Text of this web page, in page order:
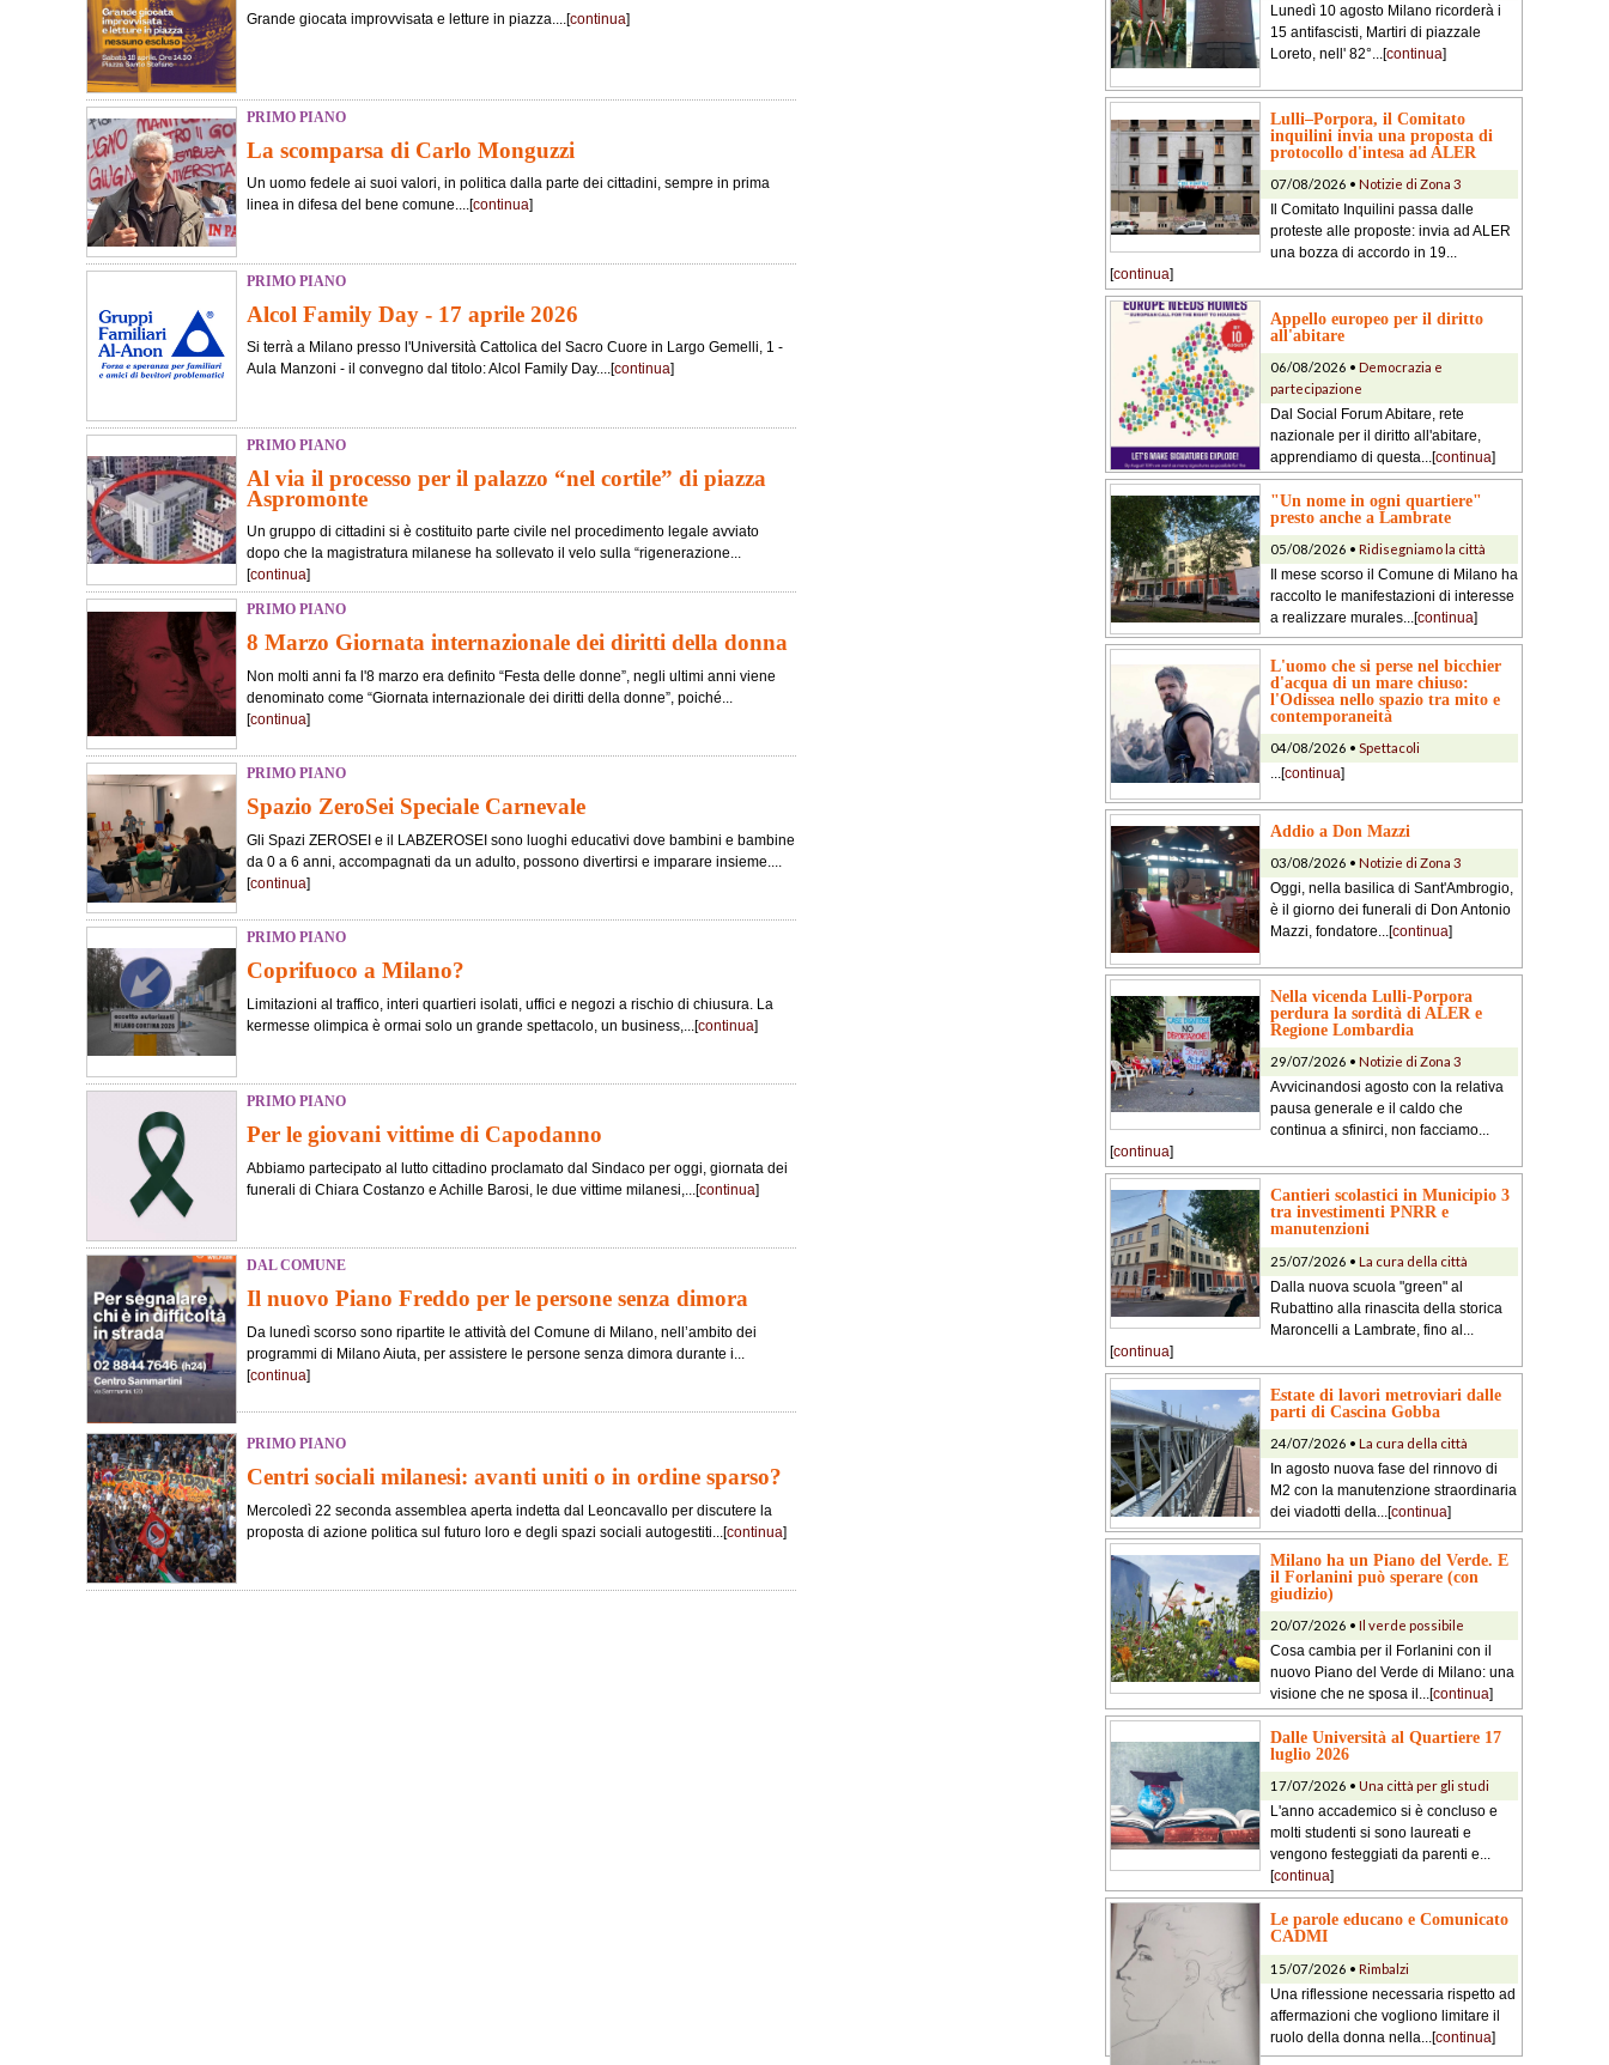
Grande giocata improvvisata e letture in piazza....[continua]
PRIMO PIANO
La scomparsa di Carlo Monguzzi
Un uomo fedele ai suoi valori, in politica dalla parte dei cittadini, sempre in prima
linea in difesa del bene comune....[continua]
PRIMO PIANO
Alcol Family Day - 17 aprile 2026
Si terrà a Milano presso l'Università Cattolica del Sacro Cuore in Largo Gemelli, 1 -
Aula Manzoni - il convegno dal titolo: Alcol Family Day....[continua]
PRIMO PIANO
Al via il processo per il palazzo “nel cortile” di piazza
Aspromonte
Un gruppo di cittadini si è costituito parte civile nel procedimento legale avviato
dopo che la magistratura milanese ha sollevato il velo sulla “rigenerazione...
[continua]
PRIMO PIANO
8 Marzo Giornata internazionale dei diritti della donna
Non molti anni fa l'8 marzo era definito “Festa delle donne”, negli ultimi anni viene
denominato come “Giornata internazionale dei diritti della donne”, poiché...
[continua]
PRIMO PIANO
Spazio ZeroSei Speciale Carnevale
Gli Spazi ZEROSEI e il LABZEROSEI sono luoghi educativi dove bambini e bambine
da 0 a 6 anni, accompagnati da un adulto, possono divertirsi e imparare insieme....
[continua]
PRIMO PIANO
Coprifuoco a Milano?
Limitazioni al traffico, interi quartieri isolati, uffici e negozi a rischio di chiusura. La
kermesse olimpica è ormai solo un grande spettacolo, un business,...[continua]
PRIMO PIANO
Per le giovani vittime di Capodanno
Abbiamo partecipato al lutto cittadino proclamato dal Sindaco per oggi, giornata dei
funerali di Chiara Costanzo e Achille Barosi, le due vittime milanesi,...[continua]
DAL COMUNE
Il nuovo Piano Freddo per le persone senza dimora
Da lunedì scorso sono ripartite le attività del Comune di Milano, nell’ambito dei
programmi di Milano Aiuta, per assistere le persone senza dimora durante i...
[continua]
PRIMO PIANO
Centri sociali milanesi: avanti uniti o in ordine sparso?
Mercoledì 22 seconda assemblea aperta indetta dal Leoncavallo per discutere la
proposta di azione politica sul futuro loro e degli spazi sociali autogestiti...[continua]
Lunedì 10 agosto Milano ricorderà i
15 antifascisti, Martiri di piazzale
Loreto, nell' 82°...[continua]
Lulli–Porpora, il Comitato
inquilini invia una proposta di
protocollo d'intesa ad ALER
07/08/2026 • Notizie di Zona 3
Il Comitato Inquilini passa dalle
proteste alle proposte: invia ad ALER
una bozza di accordo in 19...
[continua]
Appello europeo per il diritto
all'abitare
06/08/2026 • Democrazia e
partecipazione
Dal Social Forum Abitare, rete
nazionale per il diritto all'abitare,
apprendiamo di questa...[continua]
"Un nome in ogni quartiere"
presto anche a Lambrate
05/08/2026 • Ridisegniamo la città
Il mese scorso il Comune di Milano ha
raccolto le manifestazioni di interesse
a realizzare murales...[continua]
L'uomo che si perse nel bicchier
d'acqua di un mare chiuso:
l'Odissea nello spazio tra mito e
contemporaneità
04/08/2026 • Spettacoli
...[continua]
Addio a Don Mazzi
03/08/2026 • Notizie di Zona 3
Oggi, nella basilica di Sant'Ambrogio,
è il giorno dei funerali di Don Antonio
Mazzi, fondatore...[continua]
Nella vicenda Lulli-Porpora
perdura la sordità di ALER e
Regione Lombardia
29/07/2026 • Notizie di Zona 3
Avvicinandosi agosto con la relativa
pausa generale e il caldo che
continua a sfinirci, non facciamo...
[continua]
Cantieri scolastici in Municipio 3
tra investimenti PNRR e
manutenzioni
25/07/2026 • La cura della città
Dalla nuova scuola "green" al
Rubattino alla rinascita della storica
Maroncelli a Lambrate, fino al...
[continua]
Estate di lavori metroviari dalle
parti di Cascina Gobba
24/07/2026 • La cura della città
In agosto nuova fase del rinnovo di
M2 con la manutenzione straordinaria
dei viadotti della...[continua]
Milano ha un Piano del Verde. E
il Forlanini può sperare (con
giudizio)
20/07/2026 • Il verde possibile
Cosa cambia per il Forlanini con il
nuovo Piano del Verde di Milano: una
visione che ne sposa il...[continua]
Dalle Università al Quartiere 17
luglio 2026
17/07/2026 • Una città per gli studi
L'anno accademico si è concluso e
molti studenti si sono laureati e
vengono festeggiati da parenti e...
[continua]
Le parole educano e Comunicato
CADMI
15/07/2026 • Rimbalzi
Una riflessione necessaria rispetto ad
affermazioni che vogliono limitare il
ruolo della donna nella...[continua]